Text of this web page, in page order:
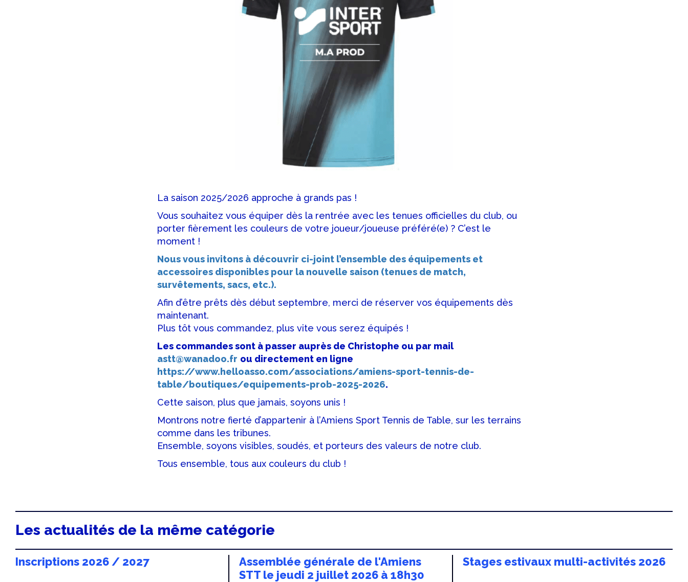
La saison 2025/2026 approche à grands pas !
Vous souhaitez vous équiper dès la rentrée avec les tenues officielles du club, ou
porter fièrement les couleurs de votre joueur/joueuse préféré(e) ? C’est le
moment !
Nous vous invitons à découvrir ci-joint l’ensemble des équipements et
accessoires disponibles pour la nouvelle saison (tenues de match,
survêtements, sacs, etc.).
Afin d’être prêts dès début septembre, merci de réserver vos équipements dès
maintenant.
Plus tôt vous commandez, plus vite vous serez équipés !
Les commandes sont à passer auprès de Christophe ou par mail
astt@wanadoo.fr ou directement en ligne
https://www.helloasso.com/associations/amiens-sport-tennis-de-
table/boutiques/equipements-prob-2025-2026.
Cette saison, plus que jamais, soyons unis !
Montrons notre fierté d’appartenir à l’Amiens Sport Tennis de Table, sur les terrains
comme dans les tribunes.
Ensemble, soyons visibles, soudés, et porteurs des valeurs de notre club.
Tous ensemble, tous aux couleurs du club !
Les actualités de la même catégorie
Inscriptions 2026 / 2027
Assemblée générale de l'Amiens
STT le jeudi 2 juillet 2026 à 18h30
Stages estivaux multi-activités 2026